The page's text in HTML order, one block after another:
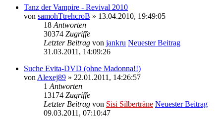
Tanz der Vampire - Revival 2010
von samohTtrehcroB » 13.04.2010, 19:49:05
18 Antworten
30374 Zugriffe
Letzter Beitrag von jankru Neuester Beitrag
31.03.2011, 14:09:26
Suche Evita-DVD (ohne Madonna!!)
von Alexej89 » 22.01.2011, 14:26:57
1 Antworten
13174 Zugriffe
Letzter Beitrag von Sisi Silberträne Neuester Beitrag
09.03.2011, 07:10:47